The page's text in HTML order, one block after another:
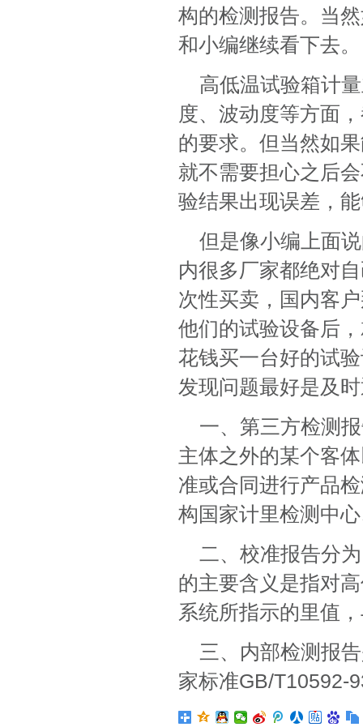
构的检测报告。当
和小编继续看下去。
高低温试验箱计
度、波动度等方面
的要求。但当然如
就不需要担心之后
验结果出现误差，
但是像小编上面
内很多厂家都绝对
次性买卖，国内客
他们的试验设备后
花钱买一台好的试
发现问题最好是及
一、第三方检测
主体之外的某个客
准或合同进行产品
构国家计里检测中
二、校准报告分
的主要含义是指对
系统所指示的里值
三、内部检测报
家标准GB/T10592-